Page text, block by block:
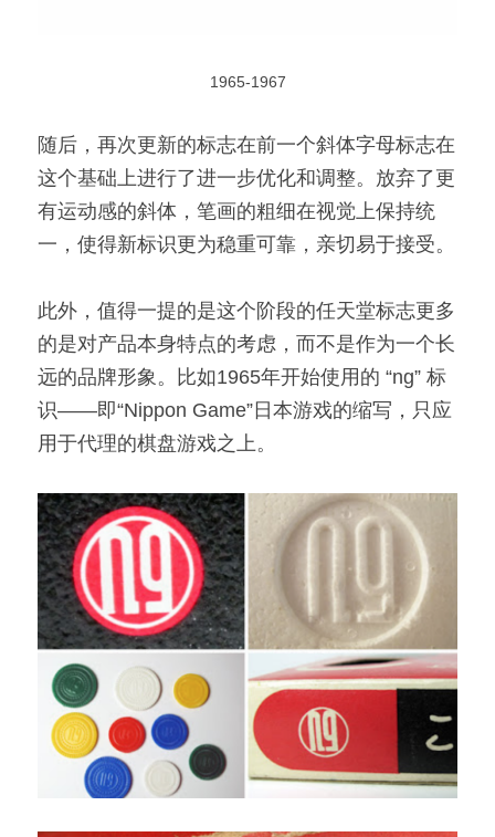
1965-1967
随后，再次更新的标志在前一个斜体字母标志在
这个基础上进行了进一步优化和调整。放弃了更
有运动感的斜体，笔画的粗细在视觉上保持统
一，使得新标识更为稳重可靠，亲切易于接受。
此外，值得一提的是这个阶段的任天堂标志更多
的是对产品本身特点的考虑，而不是作为一个长
远的品牌形象。比如1965年开始使用的 “ng” 标
识——即“Nippon Game”日本游戏的缩写，只应
用于代理的棋盘游戏之上。